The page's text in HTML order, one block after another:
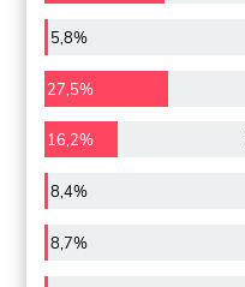
5,8%
27,5%
16,2%
8,4%
8,7%